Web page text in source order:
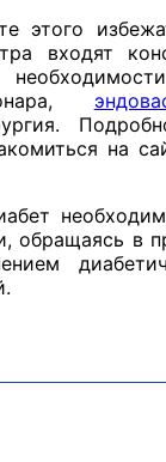
этого
входят
на
обращаясь в